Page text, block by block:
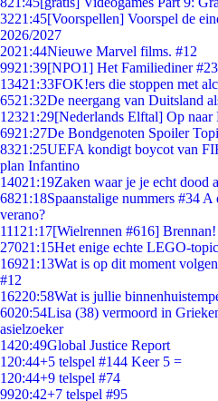
3221:45[Voorspellen] Voorspel de
2026/2027
2021:44Nieuwe Marvel films. #12
9921:39[NPO1] Het Familiediner
13421:33FOK!ers die stoppen met
6521:32De neergang van Duitsland
12321:29[Nederlands Elftal] Op
6921:27De Bondgenoten Spoiler
8321:25UEFA kondigt boycot van
plan Infantino
14021:19Zaken waar je je echt dood
6821:18Spaanstalige nummers #34
verano?
111 21:17[Wielrennen #616] Brennan!
27021:15Het enige echte LEGO-
16921:13Wat is op dit moment
#12
16220:58Wat is jullie
6020:54Lisa (38) vermoord in
asielzoeker
1420:49Global Justice Report
1 20:44+5 telspel #144 Keer 5 =
1 20:44+9 telspel #74
9920:42+7 telspel #95